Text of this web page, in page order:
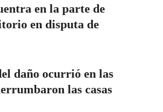
en la parte de
en disputa de
daño ocurrió en las
las casas